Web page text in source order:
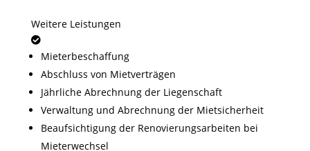
Weitere Leistungen
Mieterbeschaffung
Abschluss von Mietverträgen
Jährliche Abrechnung der Liegenschaft
Verwaltung und Abrechnung der Mietsicherheit
Beaufsichtigung der Renovierungsarbeiten bei
Mieterwechsel